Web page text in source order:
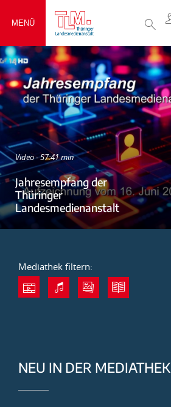
MENÜ
Video - 57:41 min
Jahresempfang der
Thüringer
Landesmedienanstalt
Mediathek filtern:
NEU IN DER MEDIATHEK